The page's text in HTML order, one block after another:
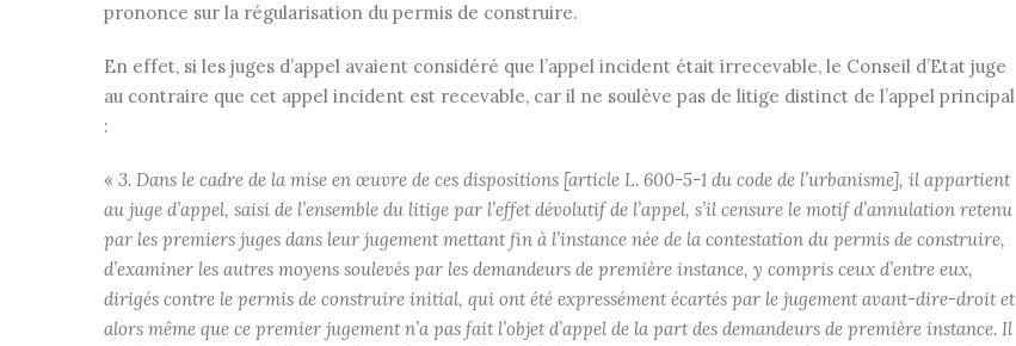
prononce sur la régularisation du permis de construire.
En effet, si les juges d’appel avaient considéré que l’appel incident était irrecevable, le Conseil d’Etat juge
au contraire que cet appel incident est recevable, car il ne soulève pas de litige distinct de l’appel principal
:
« 3. Dans le cadre de la mise en œuvre de ces dispositions [article L. 600-5-1 du code de l’urbanisme], il appartient
au juge d’appel, saisi de l’ensemble du litige par l’effet dévolutif de l’appel, s’il censure le motif d’annulation retenu
par les premiers juges dans leur jugement mettant fin à l’instance née de la contestation du permis de construire,
d’examiner les autres moyens soulevés par les demandeurs de première instance, y compris ceux d’entre eux,
dirigés contre le permis de construire initial, qui ont été expressément écartés par le jugement avant-dire-droit et
alors même que ce premier jugement n’a pas fait l’objet d’appel de la part des demandeurs de première instance. Il